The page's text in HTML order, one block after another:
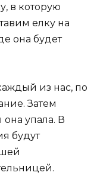
в которую
елку на
она будет
из нас, по
Затем
она упала. В
будут